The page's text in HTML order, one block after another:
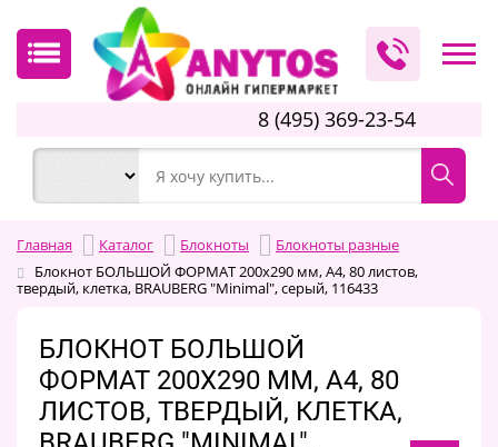
8 (495) 369-23-54
Главная Каталог Блокноты
Блокноты разные
Блокнот БОЛЬШОЙ ФОРМАТ 200х290 мм, А4, 80 листов,
твердый, клетка, BRAUBERG "Minimal", серый, 116433
БЛОКНОТ БОЛЬШОЙ
ФОРМАТ 200Х290 ММ, А4, 80
ЛИСТОВ, ТВЕРДЫЙ, КЛЕТКА,